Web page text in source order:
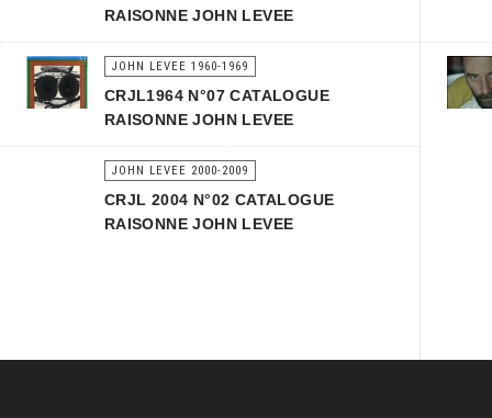
RAISONNE JOHN LEVEE
JOHN LEVEE 1960-1969
CRJL1964 N°07 CATALOGUE
RAISONNE JOHN LEVEE
JOHN LEVEE 2000-2009
CRJL 2004 N°02 CATALOGUE
RAISONNE JOHN LEVEE